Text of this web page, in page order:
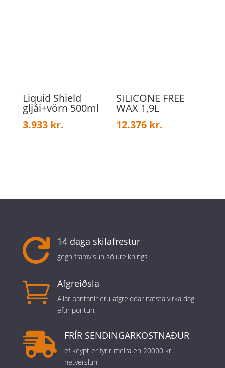
Liquid Shield
gljái+vörn 500ml
3.933 kr.
SILICONE FREE
WAX 1,9L
12.376 kr.
 14 daga skilafrestur
gegn framvísun sölureiknings
 Afgreiðsla
Allar pantanir eru afgreiddar næsta virka dag
eftir pöntun.
 FRÍR SENDINGARKOSTNAÐUR
ef keypt er fyrir meira en 20000 kr í
netverslun.